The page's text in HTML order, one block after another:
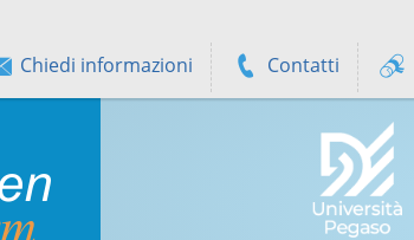
Chiedi informazioni Contatti